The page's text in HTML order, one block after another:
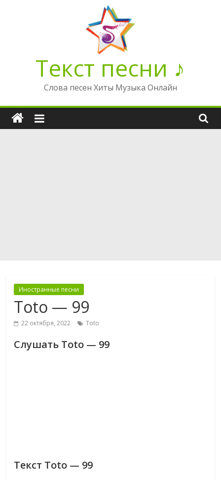
Текст песни ♪
Слова песен Хиты Музыка Онлайн
Иностранные песни
Toto — 99
22 октября, 2022 Toto
Слушать Toto — 99
Текст Toto — 99